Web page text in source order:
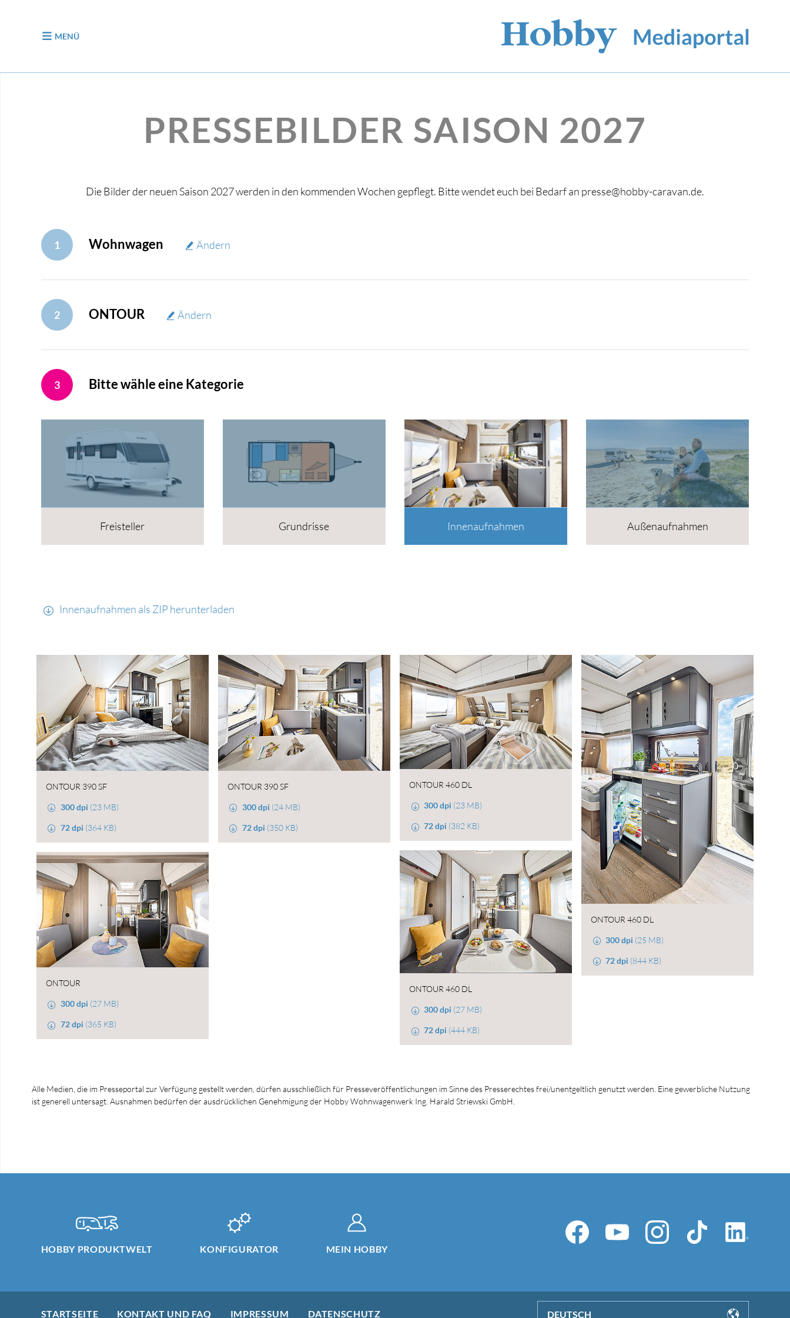
MENÜ
PRESSEBILDER SAISON 2027
Die Bilder der neuen Saison 2027 werden in den kommenden Wochen gepflegt. Bitte wendet euch bei Bedarf an presse@hobby-caravan.de.
1 Wohnwagen Ändern
2 ONTOUR Ändern
3 Bitte wähle eine Kategorie
Freisteller Grundrisse Innenaufnahmen Außenaufnahmen
Innenaufnahmen als ZIP herunterladen
ONTOUR 390 SF
300 dpi (23 MB)
72 dpi (364 KB)
ONTOUR 390 SF
300 dpi (24 MB)
72 dpi (350 KB)
ONTOUR 460 DL
300 dpi (23 MB)
72 dpi (382 KB)
ONTOUR 460 DL
300 dpi (25 MB)
72 dpi (844 KB)
ONTOUR 460 DL
300 dpi (27 MB)
72 dpi (444 KB)
ONTOUR
300 dpi (27 MB)
72 dpi (365 KB)
Alle Medien, die im Presseportal zur Verfügung gestellt werden, dürfen ausschließlich für Presseveröffentlichungen im Sinne des Presserechtes frei/unentgeltlich genutzt werden. Eine gewerbliche Nutzung
ist generell untersagt. Ausnahmen bedürfen der ausdrücklichen Genehmigung der Hobby Wohnwagenwerk Ing. Harald Striewski GmbH.
HOBBY PRODUKTWELT KONFIGURATOR MEIN HOBBY
STARTSEITE KONTAKT UND FAQ IMPRESSUM DATENSCHUTZ DEUTSCH